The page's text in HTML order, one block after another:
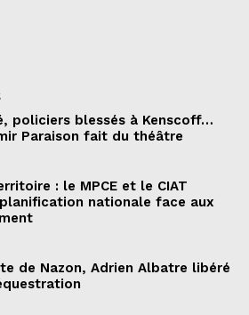
policiers blessés à Kenscoff…
Paraison fait du théâtre
: le MPCE et le CIAT
nationale face aux
de Nazon, Adrien Albatre libéré